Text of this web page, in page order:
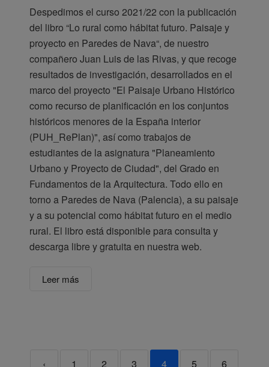
Despedimos el curso 2021/22 con la publicación
del libro “Lo rural como hábitat futuro. Paisaje y
proyecto en Paredes de Nava“, de nuestro
compañero Juan Luis de las Rivas, y que recoge
resultados de investigación, desarrollados en el
marco del proyecto "El Paisaje Urbano Histórico
como recurso de planificación en los conjuntos
históricos menores de la España interior
(PUH_RePlan)", así como trabajos de
estudiantes de la asignatura "Planeamiento
Urbano y Proyecto de Ciudad", del Grado en
Fundamentos de la Arquitectura. Todo ello en
torno a Paredes de Nava (Palencia), a su paisaje
y a su potencial como hábitat futuro en el medio
rural. El libro está disponible para consulta y
descarga libre y gratuita en nuestra web.
Leer más
‹ 1 2 3 4 5 6